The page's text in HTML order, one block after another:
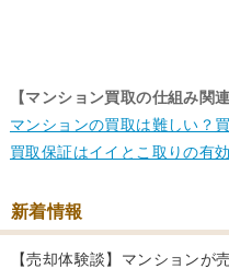
【マンション買取の仕組み関連
マンションの買取は難しい？
買取保証はイイとこ取りの有
新着情報
【売却体験談】マンションが